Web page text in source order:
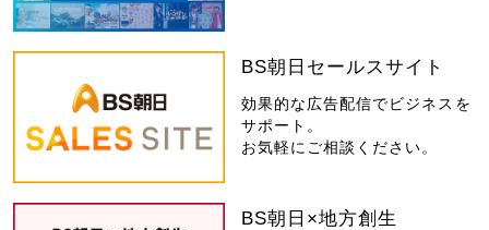
BS朝日セールスサイト
効果的な広告配信でビジネスを
サポート。
お気軽にご相談ください。
BS朝日×地方創生